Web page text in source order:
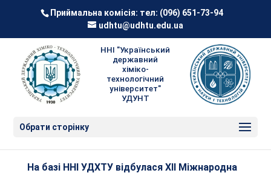
Приймальна комісія: тел: (096) 651-73-94
udhtu@udhtu.edu.ua
ННІ "Український
державний
хіміко-
технологічний
університет"
УДУНТ
Обрати сторінку
На базі ННІ УДХТУ відбулася ХІІ Міжнародна